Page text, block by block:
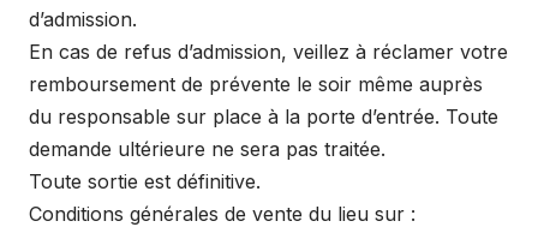
d’admission.
En cas de refus d’admission, veillez à réclamer votre
remboursement de prévente le soir même auprès
du responsable sur place à la porte d’entrée. Toute
demande ultérieure ne sera pas traitée.
Toute sortie est définitive.
Conditions générales de vente du lieu sur :